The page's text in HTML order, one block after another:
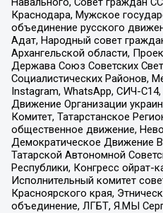
Краснодара, Мужское
объединение русского
Адат, Народный совет
Архангельской области,
Держава Союз Советских
Социалистических Районов,
Instagram, WhatsApp, СИЧ-
Движение Организации
Комитет, Татарстанское
общественное движение,
Демократическое Движение
Татарской Автономной
Республики, Конгресс ойрат-
Исполнительный комитет
Красноярского края,
объединение, ЛГБТ, Я.МЫ